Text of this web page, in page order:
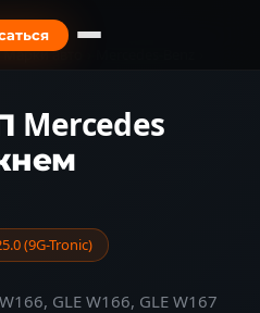
Марки авто
(9G-Tronic)
GLE W166, GLE W167